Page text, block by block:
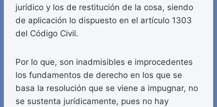
jurídico y los de restitución de la cosa, siendo
de aplicación lo dispuesto en el artículo 1303
del Código Civil.
Por lo que, son inadmisibles e improcedentes
los fundamentos de derecho en los que se
basa la resolución que se viene a impugnar, no
se sustenta jurídicamente, pues no hay